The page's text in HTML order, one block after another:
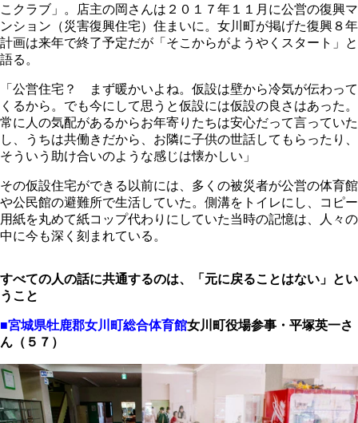
こクラブ」。店主の岡さんは２０１７年１１月に公営の復興マ
ンション（災害復興住宅）住まいに。女川町が掲げた復興８年
計画は来年で終了予定だが「そこからがようやくスタート」と
語る。
「公営住宅？ まず暖かいよね。仮設は壁から冷気が伝わって
くるから。でも今にして思うと仮設には仮設の良さはあった。
常に人の気配があるからお年寄りたちは安心だって言っていた
し、うちは共働きだから、お隣に子供の世話してもらったり、
そういう助け合いのような感じは懐かしい」
その仮設住宅ができる以前には、多くの被災者が公営の体育館
や公民館の避難所で生活していた。側溝をトイレにし、コピー
用紙を丸めて紙コップ代わりにしていた当時の記憶は、人々の
中に今も深く刻まれている。
すべての人の話に共通するのは、「元に戻ることはない」とい
うこと
■宮城県牡鹿郡女川町総合体育館女川町役場参事・平塚英一さ
ん（５７）